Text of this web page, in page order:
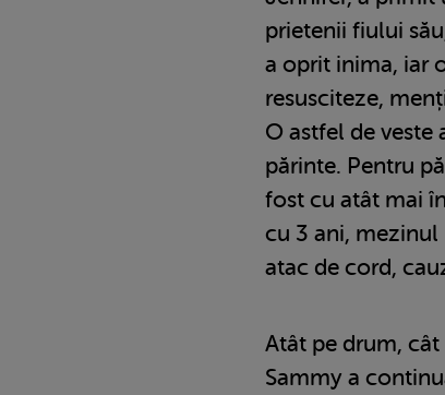
prietenii fiului
a oprit inima, iar
resusciteze,
O astfel de veste
părinte. Pentru
fost cu atât mai
cu 3 ani, mezinul
atac de cord,
Atât pe drum, cât
Sammy a